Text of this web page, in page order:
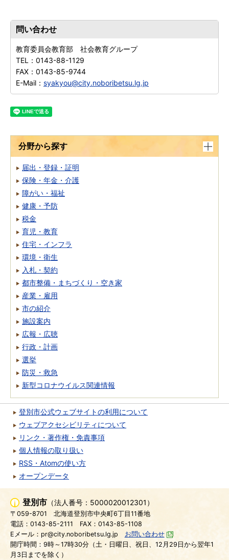
問い合わせ
教育委員会教育部 社会教育グループ
TEL： 0143-88-1129
FAX： 0143-85-9744
E-Mail： syakyou@city.noboribetsu.lg.jp
分野から探す
届出・登録・証明
保険・年金・介護
障がい・福祉
健康・予防
税金
育児・教育
住宅・インフラ
環境・衛生
入札・契約
都市整備・まちづくり・空き家
産業・雇用
市の紹介
施設案内
広報・広聴
行政・計画
選挙
防災・救急
新型コロナウイルス関連情報
登別市公式ウェブサイトの利用について
ウェブアクセシビリティについて
リンク・著作権・免責事項
個人情報の取り扱い
RSS・Atomの使い方
オープンデータ
登別市 （法人番号：5000020012301）
〒059-8701
北海道登別市中央町6丁目11番地
電話：0143-85-2111
FAX：0143-85-1108
Eメール：pr@city.noboribetsu.lg.jp
お問い合わせ
開庁時間：9時～17時30分（土・日曜日、祝日、12月29日から翌年1
月3日までを除く）